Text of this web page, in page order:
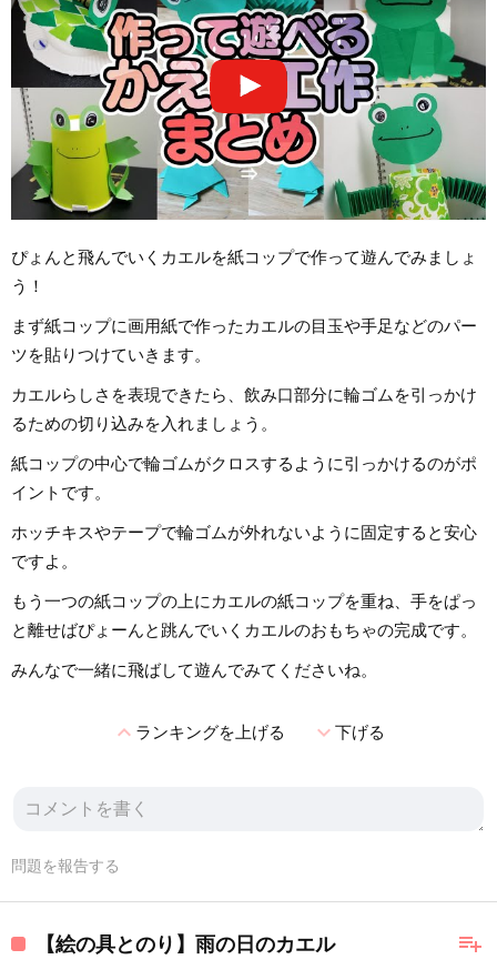
ぴょんと飛んでいくカエルを紙コップで作って遊んでみましょ
う！
まず紙コップに画用紙で作ったカエルの目玉や手足などのパー
ツを貼りつけていきます。
カエルらしさを表現できたら、飲み口部分に輪ゴムを引っかけ
るための切り込みを入れましょう。
紙コップの中心で輪ゴムがクロスするように引っかけるのがポ
イントです。
ホッチキスやテープで輪ゴムが外れないように固定すると安心
ですよ。
もう一つの紙コップの上にカエルの紙コップを重ね、手をぱっ
と離せばぴょーんと跳んでいくカエルのおもちゃの完成です。
みんなで一緒に飛ばして遊んでみてくださいね。
expand_lessランキングを上げる expand_more下げる
問題を報告する
playlist_add
【絵の具とのり】雨の日のカエル